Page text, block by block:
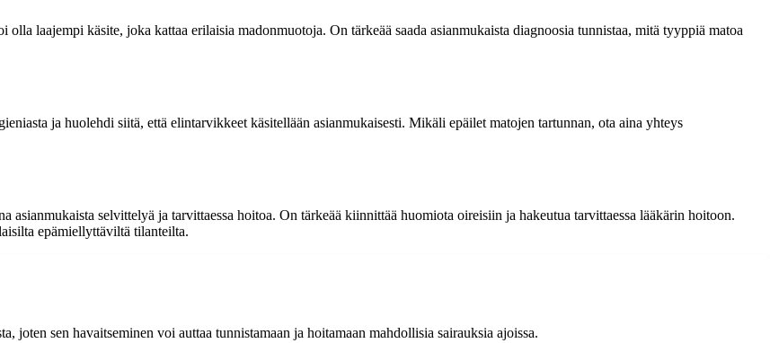
laajempi käsite, joka kattaa erilaisia madonmuotoja. On tärkeää saada asianmukaista diagnoosia tunnistaa, mitä tyyppiä matoa
ja huolehdi siitä, että elintarvikkeet käsitellään asianmukaisesti. Mikäli epäilet matojen tartunnan, ota aina yhteys
asianmukaista selvittelyä ja tarvittaessa hoitoa. On tärkeää kiinnittää huomiota oireisiin ja hakeutua tarvittaessa lääkärin hoitoon.
epämiellyttäviltä tilanteilta.
joten sen havaitseminen voi auttaa tunnistamaan ja hoitamaan mahdollisia sairauksia ajoissa.